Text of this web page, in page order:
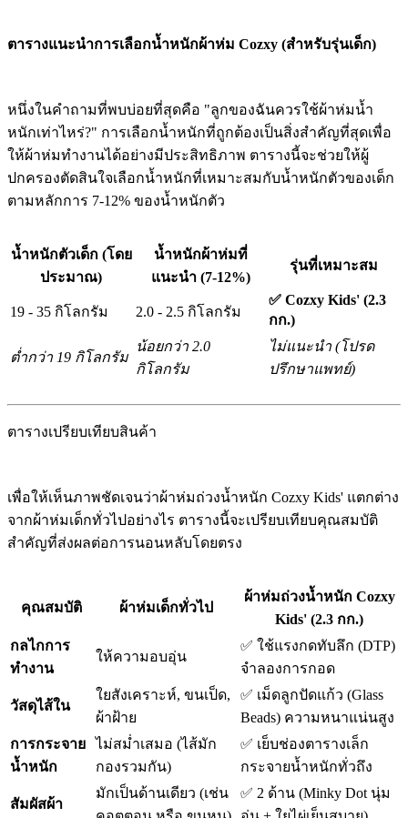
ตารางแนะนำการเลือกน้ำหนักผ้าห่ม Cozxy (สำหรับรุ่นเด็ก)
หนึ่งในคำถามที่พบบ่อยที่สุดคือ "ลูกของฉันควรใช้ผ้าห่มน้ำ
หนักเท่าไหร่?" การเลือกน้ำหนักที่ถูกต้องเป็นสิ่งสำคัญที่สุดเพื่อ
ให้ผ้าห่มทำงานได้อย่างมีประสิทธิภาพ ตารางนี้จะช่วยให้ผู้
ปกครองตัดสินใจเลือกน้ำหนักที่เหมาะสมกับน้ำหนักตัวของเด็ก
ตามหลักการ 7-12% ของน้ำหนักตัว
น้ำหนักตัวเด็ก (โดย
ประมาณ)
น้ำหนักผ้าห่มที่
แนะนำ (7-12%)
รุ่นที่เหมาะสม
19 - 35 กิโลกรัม 2.0 - 2.5 กิโลกรัม
✅ Cozxy Kids' (2.3
กก.)
ต่ำกว่า 19 กิโลกรัม
น้อยกว่า 2.0
กิโลกรัม
ไม่แนะนำ (โปรด
ปรึกษาแพทย์)
ตารางเปรียบเทียบสินค้า
เพื่อให้เห็นภาพชัดเจนว่าผ้าห่มถ่วงน้ำหนัก Cozxy Kids' แตกต่าง
จากผ้าห่มเด็กทั่วไปอย่างไร ตารางนี้จะเปรียบเทียบคุณสมบัติ
สำคัญที่ส่งผลต่อการนอนหลับโดยตรง
คุณสมบัติ ผ้าห่มเด็กทั่วไป
ผ้าห่มถ่วงน้ำหนัก Cozxy
Kids' (2.3 กก.)
กลไกการ
ทำงาน
ให้ความอบอุ่น
✅ ใช้แรงกดทับลึก (DTP)
จำลองการกอด
วัสดุไส้ใน
ใยสังเคราะห์, ขนเป็ด,
ผ้าฝ้าย
✅ เม็ดลูกปัดแก้ว (Glass
Beads) ความหนาแน่นสูง
การกระจาย
น้ำหนัก
ไม่สม่ำเสมอ (ไส้มัก
กองรวมกัน)
✅ เย็บช่องตารางเล็ก
กระจายน้ำหนักทั่วถึง
สัมผัสผ้า
มักเป็นด้านเดียว (เช่น
✅ 2 ด้าน (Minky Dot นุ่ม